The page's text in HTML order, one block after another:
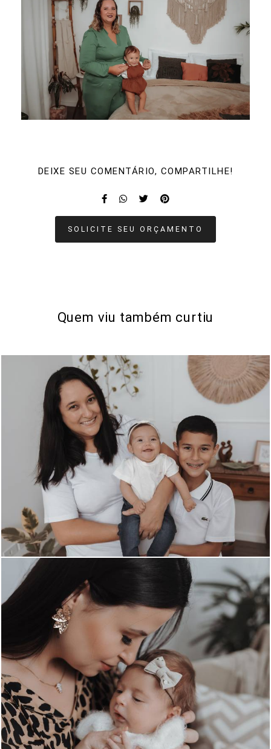
DEIXE SEU COMENTÁRIO, COMPARTILHE!
SOLICITE SEU ORÇAMENTO
Quem viu também curtiu
260
251 0